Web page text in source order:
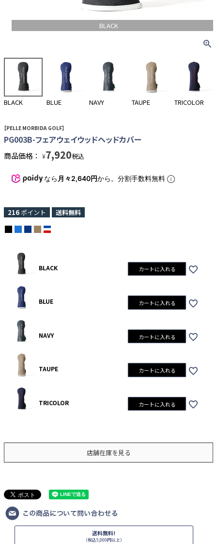
BLACK
BLACK BLUE NAVY TAUPE TRICOLOR
【PELLE MORBIDA GOLF】
PG003B-フェアウェイウッドヘッドカバー
商品価格： ¥7,920税込
なら 月々2,640円から。分割手数料無料
216 ポイント 送料無料
BLACK カートに入れる
BLUE カートに入れる
NAVY カートに入れる
TAUPE カートに入れる
TRICOLOR カートに入れる
店舗在庫を見る
送料無料!
（税込5,000円以上）